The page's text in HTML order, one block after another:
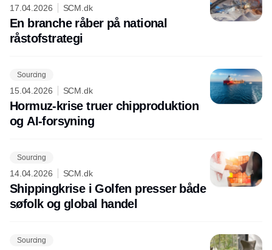
17.04.2026 SCM.dk
En branche råber på national
råstofstrategi
Sourcing
15.04.2026 SCM.dk
Hormuz-krise truer chipproduktion
og AI-forsyning
Sourcing
14.04.2026 SCM.dk
Shippingkrise i Golfen presser både
søfolk og global handel
Sourcing